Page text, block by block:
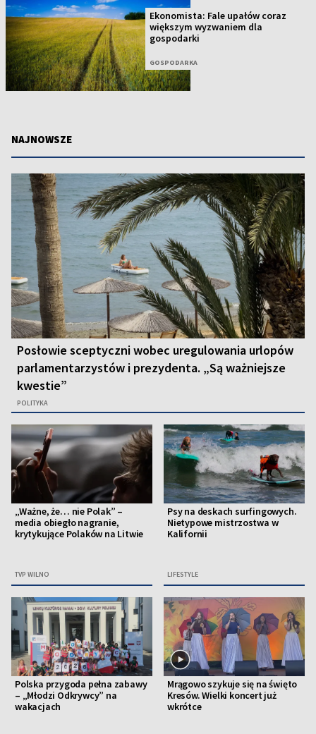
Ekonomista: Fale upałów coraz
większym wyzwaniem dla
gospodarki
GOSPODARKA
NAJNOWSZE
Posłowie sceptyczni wobec uregulowania urlopów
parlamentarzystów i prezydenta. „Są ważniejsze
kwestie”
POLITYKA
„Ważne, że… nie Polak” –
media obiegło nagranie,
krytykujące Polaków na Litwie
TVP WILNO
Psy na deskach surfingowych.
Nietypowe mistrzostwa w
Kalifornii
LIFESTYLE
Polska przygoda pełna zabawy
– „Młodzi Odkrywcy” na
wakacjach
Mrągowo szykuje się na święto
Kresów. Wielki koncert już
wkrótce